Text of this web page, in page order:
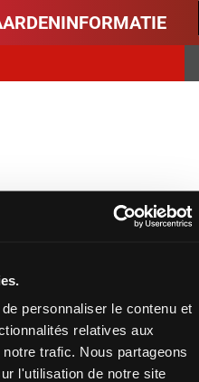
personnaliser le contenu et
relatives aux
trafic. Nous partageons
l'utilisation de notre site